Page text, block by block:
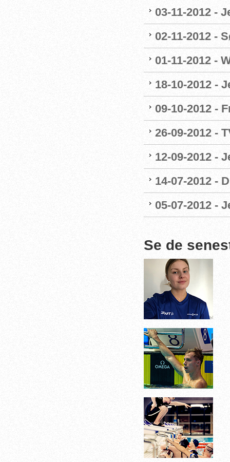
03-11-2012 -
02-11-2012 -
01-11-2012 -
18-10-2012 -
09-10-2012 -
26-09-2012 -
12-09-2012 -
14-07-2012 -
05-07-2012 -
Se de